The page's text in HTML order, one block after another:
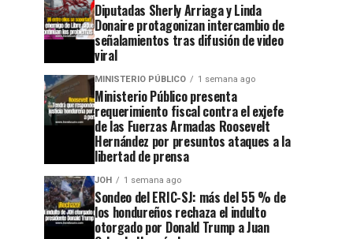
Diputadas Sherly Arriaga y Linda
Donaire protagonizan intercambio de
señalamientos tras difusión de video
viral
MINISTERIO PÚBLICO 1 semana ago
Ministerio Público presenta
requerimiento fiscal contra el exjefe
de las Fuerzas Armadas Roosevelt
Hernández por presuntos ataques a la
libertad de prensa
JOH 1 semana ago
Sondeo del ERIC-SJ: más del 55 % de
los hondureños rechaza el indulto
otorgado por Donald Trump a Juan